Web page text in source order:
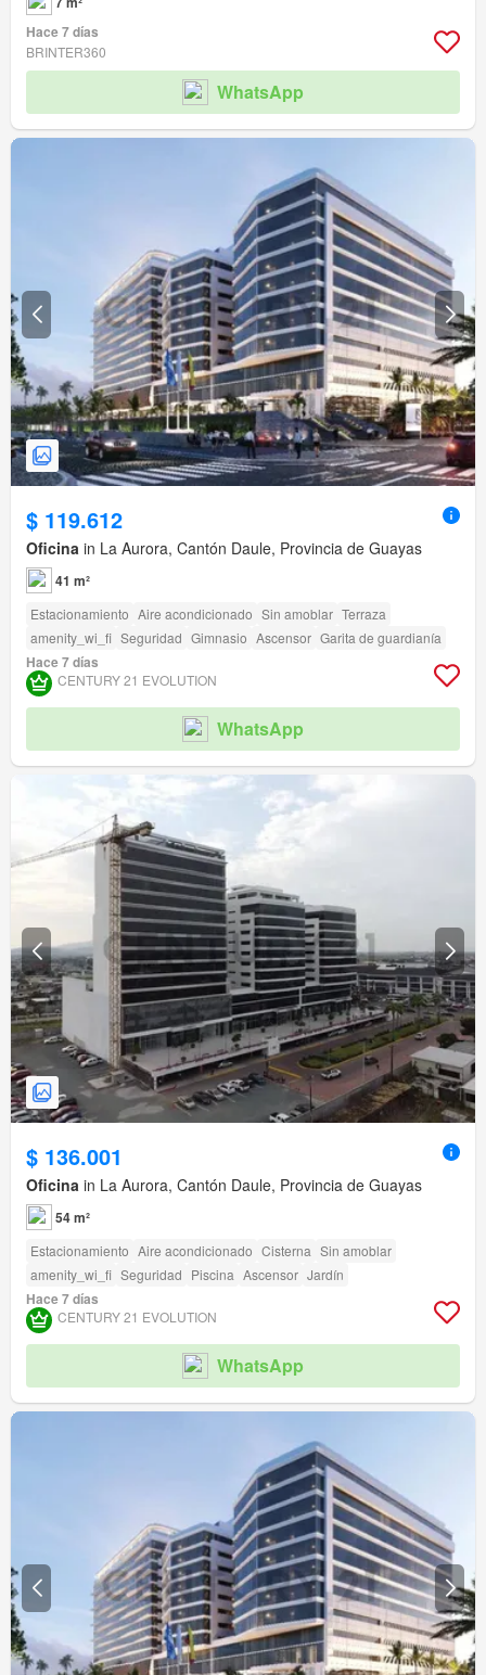
Hace 7 días
BRINTER360
WhatsApp
$ 119.612
Oficina in La Aurora, Cantón Daule, Provincia de Guayas
41 m²
Estacionamiento Aire acondicionado Sin amoblar Terraza
amenity_wi_fi Seguridad Gimnasio Ascensor Garita de guardianía
Hace 7 días
CENTURY 21 EVOLUTION
WhatsApp
$ 136.001
Oficina in La Aurora, Cantón Daule, Provincia de Guayas
54 m²
Estacionamiento Aire acondicionado Cisterna Sin amoblar
amenity_wi_fi Seguridad Piscina Ascensor Jardín
Hace 7 días
CENTURY 21 EVOLUTION
WhatsApp